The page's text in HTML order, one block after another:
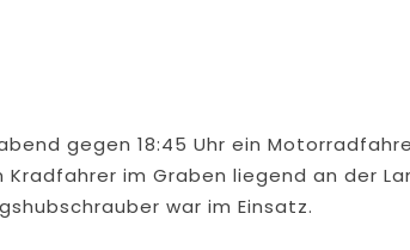
gegen 18:45 Uhr ein
im Graben liegend an der
war im Einsatz.